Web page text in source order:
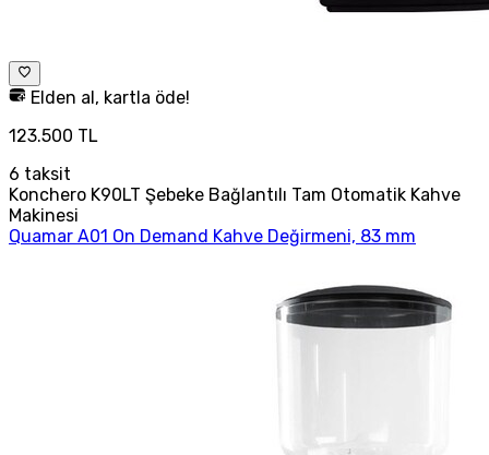
Elden al, kartla öde!
123.500 TL
6 taksit
Konchero K90LT Şebeke Bağlantılı Tam Otomatik Kahve
Makinesi
Quamar A01 On Demand Kahve Değirmeni, 83 mm